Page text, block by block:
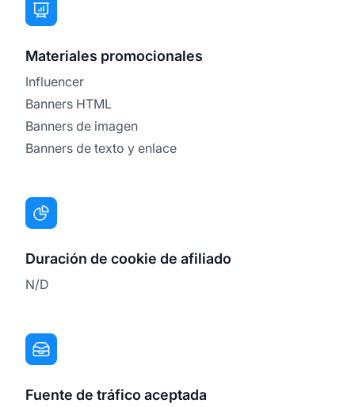
Materiales promocionales
Influencer
Banners HTML
Banners de imagen
Banners de texto y enlace
Duración de cookie de afiliado
N/D
Fuente de tráfico aceptada